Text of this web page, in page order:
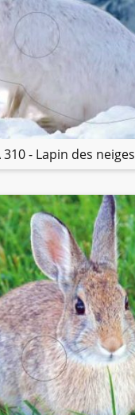
310 - Lapin des neiges